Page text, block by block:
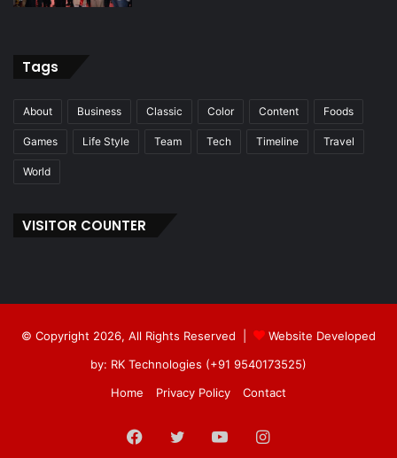
Tags
About Business Classic Color Content Foods
Games Life Style Team Tech Timeline Travel
World
VISITOR COUNTER
© Copyright 2026, All Rights Reserved |
Website Developed
by: RK Technologies (+91 9540173525)
Home
Privacy Policy Contact
Facebook
TwitterYouTubeInstagram